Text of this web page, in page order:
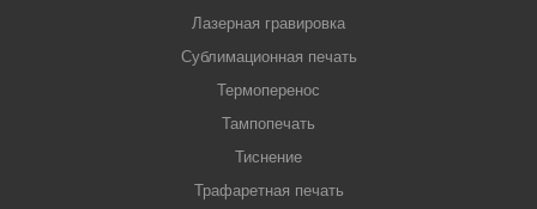
Лазерная гравировка
Сублимационная печать
Термоперенос
Тампопечать
Тиснение
Трафаретная печать